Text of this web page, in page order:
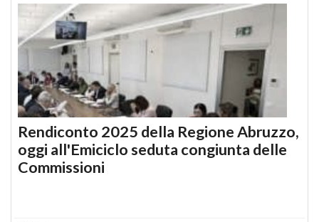
Rendiconto 2025 della Regione Abruzzo,
oggi all'Emiciclo seduta congiunta delle
Commissioni